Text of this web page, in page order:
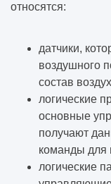
относятся:
датчики,
воздушного
состав
логические
основные
получают
команды для
логические